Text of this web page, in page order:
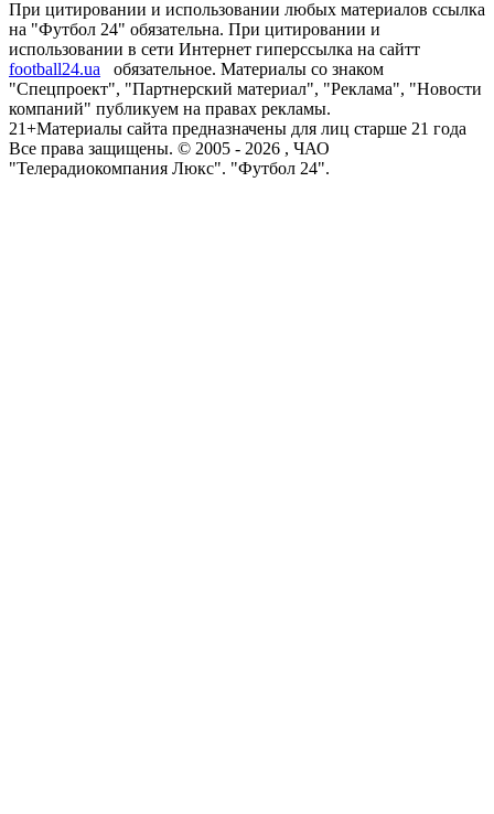
При цитировании и использовании любых материалов ссылка
на "Футбол 24" обязательна. При цитировании и
использовании в сети Интернет гиперссылка на сайтт
football24.ua
обязательное. Материалы со знаком
"Спецпроект", "Партнерский материал", "Реклама", "Новости
компаний" публикуем на правах рекламы.
21+Материалы сайта предназначены для лиц старше 21 года
Все права защищены. © 2005 - 2026 , ЧАО
"Телерадиокомпания Люкс". "Футбол 24".